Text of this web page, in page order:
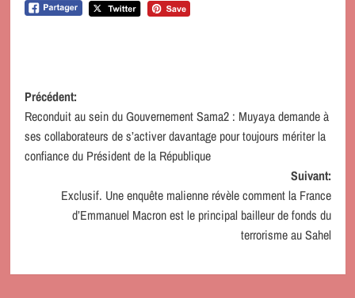
Navigation
d’article
Précédent:
Reconduit au sein du Gouvernement Sama2 : Muyaya demande à
ses collaborateurs de s’activer davantage pour toujours mériter la
confiance du Président de la République
Suivant:
Exclusif. Une enquête malienne révèle comment la France
d’Emmanuel Macron est le principal bailleur de fonds du
terrorisme au Sahel